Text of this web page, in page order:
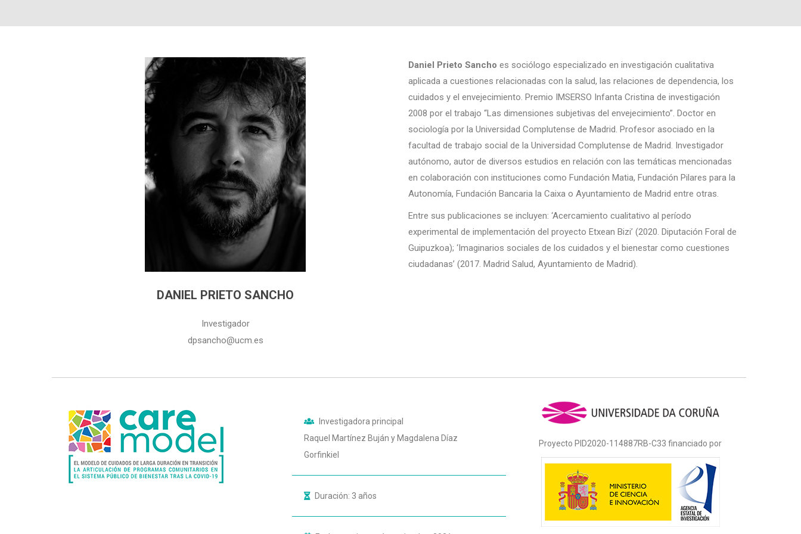
DANIEL PRIETO SANCHO
Investigador
dpsancho@ucm.es
Daniel Prieto Sancho es sociólogo especializado en investigación cualitativa
aplicada a cuestiones relacionadas con la salud, las relaciones de dependencia, los
cuidados y el envejecimiento. Premio IMSERSO Infanta Cristina de investigación
2008 por el trabajo “Las dimensiones subjetivas del envejecimiento”. Doctor en
sociología por la Universidad Complutense de Madrid. Profesor asociado en la
facultad de trabajo social de la Universidad Complutense de Madrid. Investigador
autónomo, autor de diversos estudios en relación con las temáticas mencionadas
en colaboración con instituciones como Fundación Matia, Fundación Pilares para la
Autonomía, Fundación Bancaria la Caixa o Ayuntamiento de Madrid entre otras.
Entre sus publicaciones se incluyen: ‘Acercamiento cualitativo al período
experimental de implementación del proyecto Etxean Bizi’ (2020. Diputación Foral de
Guipuzkoa); ‘Imaginarios sociales de los cuidados y el bienestar como cuestiones
ciudadanas’ (2017. Madrid Salud, Ayuntamiento de Madrid).
Investigadora principal
Raquel Martínez Buján y Magdalena Díaz
Gorfinkiel
Duración: 3 años
Proyecto PID2020-114887RB-C33 financiado por